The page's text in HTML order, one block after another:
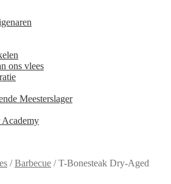
ons vlees
Meesterslager
/Barbecue /T-Bonesteak Dry-Aged